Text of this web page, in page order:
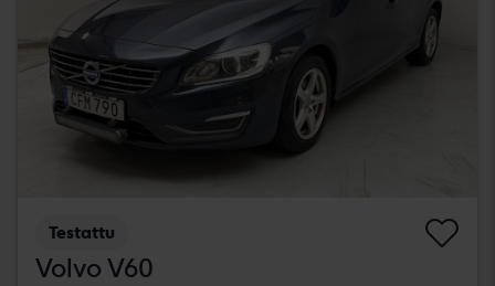
Testattu
Volvo V60